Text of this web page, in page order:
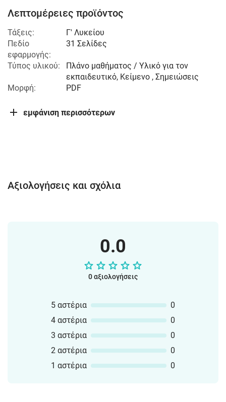
Λεπτομέρειες προϊόντος
Τάξεις:
Γ' Λυκείου
Πεδίο
εφαρμογής:
31 Σελίδες
Τύπος υλικού:
Πλάνο μαθήματος / Υλικό για τον
εκπαιδευτικό, Κείμενο , Σημειώσεις
Μορφή:
PDF
εμφάνιση περισσότερων
Αξιολογήσεις και σχόλια
0.0
0 αξιολογήσεις
5 αστέρια
0
4 αστέρια
0
3 αστέρια
0
2 αστέρια
0
1 αστέρια
0